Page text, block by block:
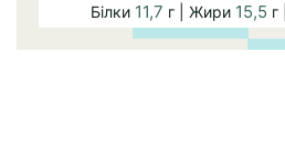
Білки 11,7 г | Жири 15,5 г